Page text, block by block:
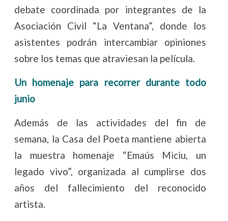
debate coordinada por integrantes de la
Asociación Civil “La Ventana”, donde los
asistentes podrán intercambiar opiniones
sobre los temas que atraviesan la película.
Un homenaje para recorrer durante todo
junio
Además de las actividades del fin de
semana, la Casa del Poeta mantiene abierta
la muestra homenaje “Emaús Miciu, un
legado vivo”, organizada al cumplirse dos
años del fallecimiento del reconocido
artista.